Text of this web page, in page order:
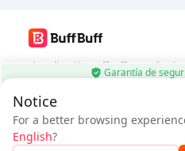
Garantía de
$12.12
Usuario Nuevo:$0.87 de
Descuento
Notice
For a better browsing
English?
Usa la aplicación BuffBuff, actualiza
automáticamente
Síguenos